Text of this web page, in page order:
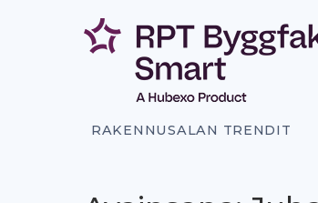
RAKENNUSALAN TRENDIT